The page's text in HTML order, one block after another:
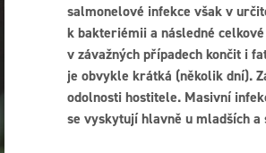
salmonelové infekce však v
k bakteriémii a následné
v závažných případech končit i
je obvykle krátká (několik dní).
odolnosti hostitele. Masivní
se vyskytují hlavně u mladších